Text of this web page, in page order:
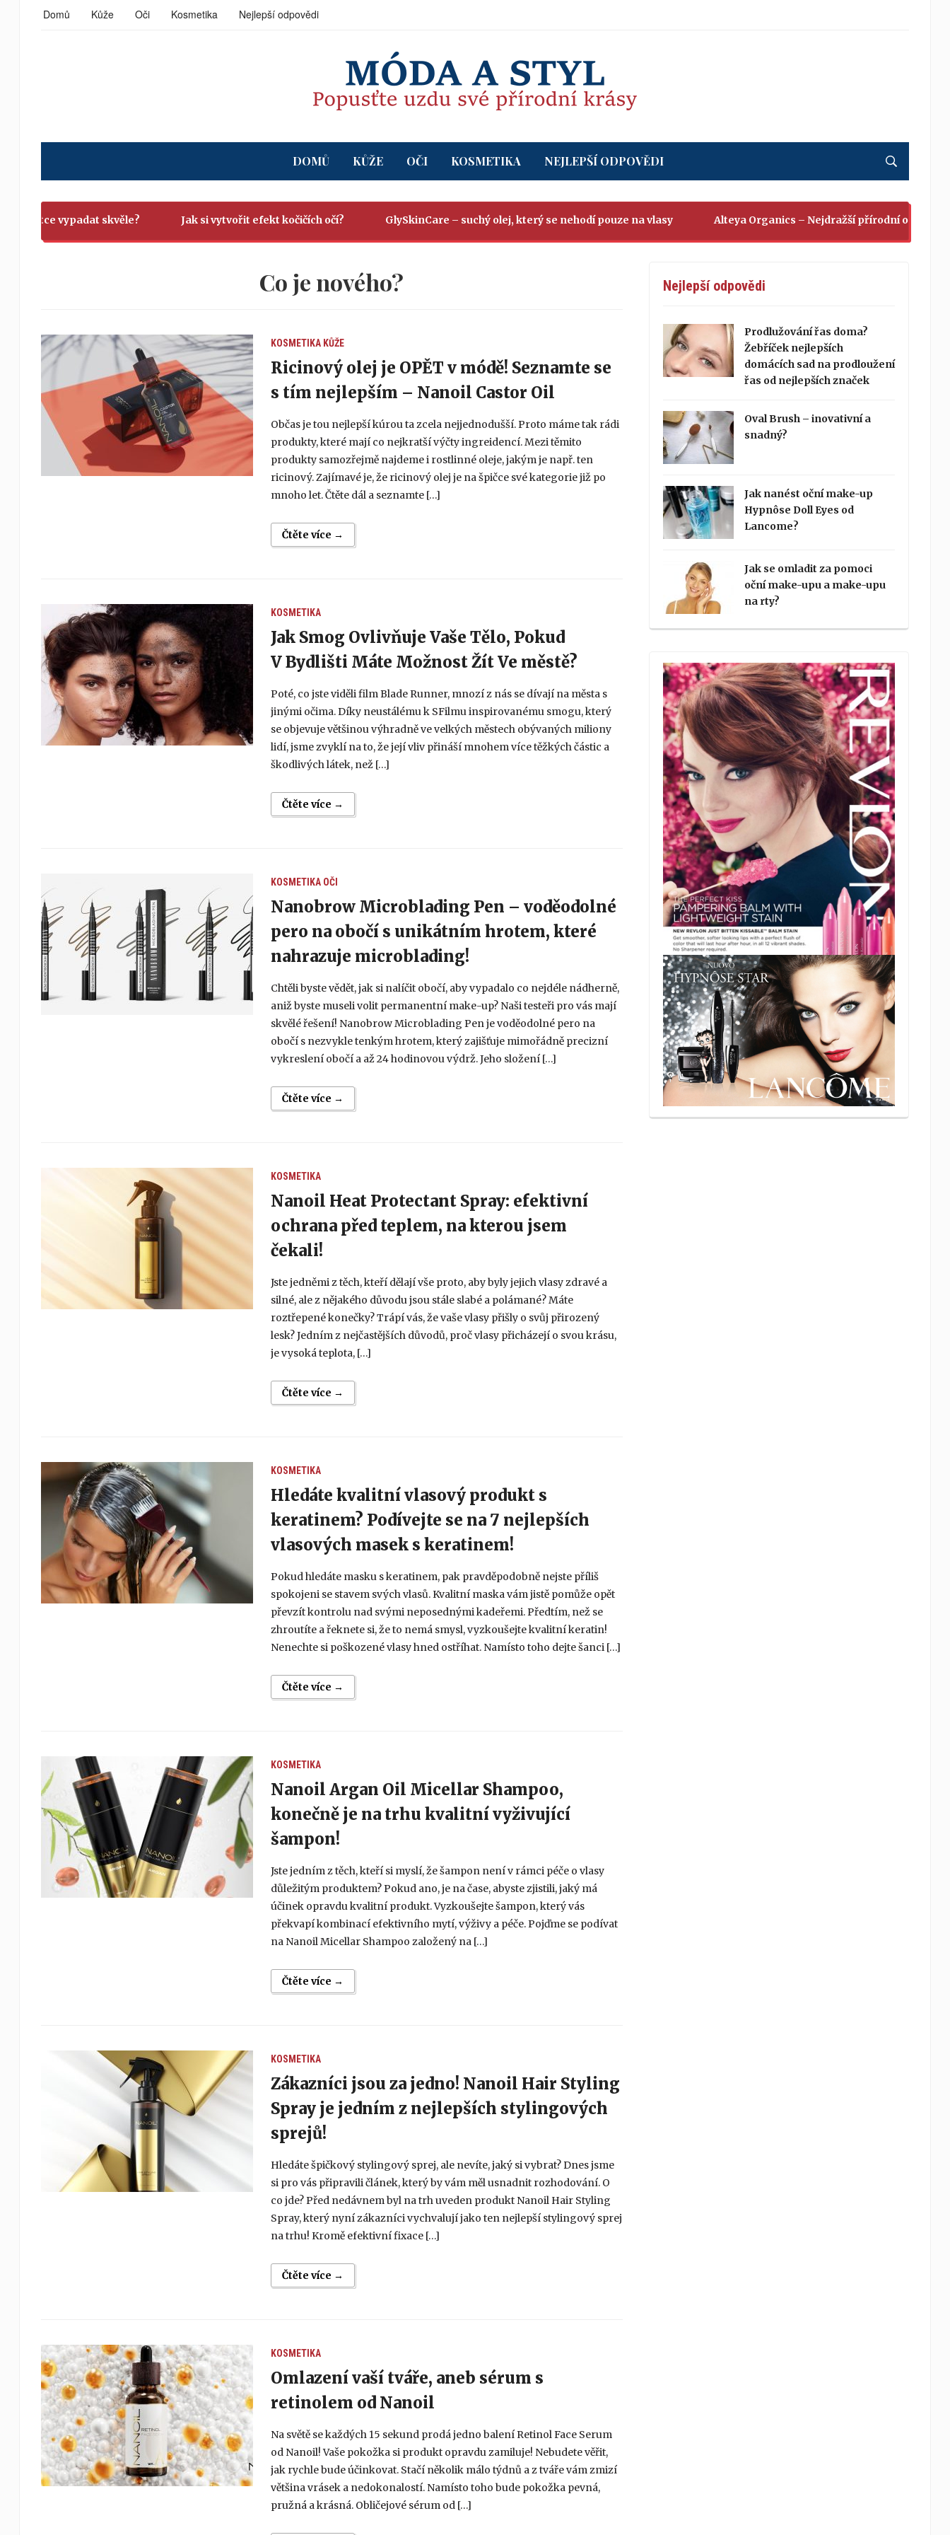
Domů Kůže Oči Kosmetika Nejlepší odpovědi
DOMŮ KŮŽE OČI KOSMETIKA NEJLEPŠÍ ODPOVĚDI
vypadat skvěle? Jak si vytvořit efekt kočičích očí? GlySkinCare – suchý olej, který se nehodí pouze na vlasy Alteya Organics – Nejdražší přírodní olej firmy
Co je nového?
KOSMETIKA KŮŽE
Ricinový olej je OPĚT v módě! Seznamte se
s tím nejlepším – Nanoil Castor Oil
Občas je tou nejlepší kúrou ta zcela nejjednodušší. Proto máme tak rádi
produkty, které mají co nejkratší výčty ingreidencí. Mezi těmito
produkty samozřejmě najdeme i rostlinné oleje, jakým je např. ten
ricinový. Zajímavé je, že ricinový olej je na špičce své kategorie již po
mnoho let. Čtěte dál a seznamte […]
Čtěte více →
KOSMETIKA
Jak Smog Ovlivňuje Vaše Tělo, Pokud
V Bydlišti Máte Možnost Žít Ve městě?
Poté, co jste viděli film Blade Runner, mnozí z nás se dívají na města s
jinými očima. Díky neustálému k SFilmu inspirovanému smogu, který
se objevuje většinou výhradně ve velkých městech obývaných miliony
lidí, jsme zvyklí na to, že její vliv přináší mnohem více těžkých částic a
škodlivých látek, než […]
Čtěte více →
KOSMETIKA OČI
Nanobrow Microblading Pen – voděodolné
pero na obočí s unikátním hrotem, které
nahrazuje microblading!
Chtěli byste vědět, jak si nalíčit obočí, aby vypadalo co nejdéle nádherně,
aniž byste museli volit permanentní make-up? Naši testeři pro vás mají
skvělé řešení! Nanobrow Microblading Pen je voděodolné pero na
obočí s nezvykle tenkým hrotem, který zajišťuje mimořádně precizní
vykreslení obočí a až 24 hodinovou výdrž. Jeho složení […]
Čtěte více →
KOSMETIKA
Nanoil Heat Protectant Spray: efektivní
ochrana před teplem, na kterou jsem
čekali!
Jste jedněmi z těch, kteří dělají vše proto, aby byly jejich vlasy zdravé a
silné, ale z nějakého důvodu jsou stále slabé a polámané? Máte
roztřepené konečky? Trápí vás, že vaše vlasy přišly o svůj přirozený
lesk? Jedním z nejčastějších důvodů, proč vlasy přicházejí o svou krásu,
je vysoká teplota, […]
Čtěte více →
KOSMETIKA
Hledáte kvalitní vlasový produkt s
keratinem? Podívejte se na 7 nejlepších
vlasových masek s keratinem!
Pokud hledáte masku s keratinem, pak pravděpodobně nejste příliš
spokojeni se stavem svých vlasů. Kvalitní maska vám jistě pomůže opět
převzít kontrolu nad svými neposednými kadeřemi. Předtím, než se
zhroutíte a řeknete si, že to nemá smysl, vyzkoušejte kvalitní keratin!
Nenechte si poškozené vlasy hned ostříhat. Namísto toho dejte šanci […]
Čtěte více →
KOSMETIKA
Nanoil Argan Oil Micellar Shampoo,
konečně je na trhu kvalitní vyživující
šampon!
Jste jedním z těch, kteří si myslí, že šampon není v rámci péče o vlasy
důležitým produktem? Pokud ano, je na čase, abyste zjistili, jaký má
účinek opravdu kvalitní produkt. Vyzkoušejte šampon, který vás
překvapí kombinací efektivního mytí, výživy a péče. Pojďme se podívat
na Nanoil Micellar Shampoo založený na […]
Čtěte více →
KOSMETIKA
Zákazníci jsou za jedno! Nanoil Hair Styling
Spray je jedním z nejlepších stylingových
sprejů!
Hledáte špičkový stylingový sprej, ale nevíte, jaký si vybrat? Dnes jsme
si pro vás připravili článek, který by vám měl usnadnit rozhodování. O
co jde? Před nedávnem byl na trh uveden produkt Nanoil Hair Styling
Spray, který nyní zákazníci vychvalují jako ten nejlepší stylingový sprej
na trhu! Kromě efektivní fixace […]
Čtěte více →
KOSMETIKA
Omlazení vaší tváře, aneb sérum s
retinolem od Nanoil
Na světě se každých 15 sekund prodá jedno balení Retinol Face Serum
od Nanoil! Vaše pokožka si produkt opravdu zamiluje! Nebudete věřit,
jak rychle bude účinkovat. Stačí několik málo týdnů a z tváře vám zmizí
většina vrásek a nedokonalostí. Namísto toho bude pokožka pevná,
pružná a krásná. Obličejové sérum od […]
Nejlepší odpovědi
Prodlužování řas doma?
Žebříček nejlepších
domácích sad na prodloužení
řas od nejlepších značek
Oval Brush – inovativní a
snadný?
Jak nanést oční make-up
Hypnôse Doll Eyes od
Lancome?
Jak se omladit za pomoci
oční make-upu a make-upu
na rty?